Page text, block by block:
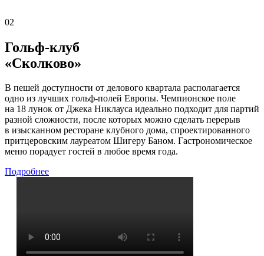
02
Гольф-клуб
«Сколково»
В пешей доступности от делового квартала располагается
одно из лучших гольф-полей Европы. Чемпионское поле
на 18 лунок от Джека Никлауса идеально подходит для партий
разной сложности, после которых можно сделать перерыв
в изысканном ресторане клубного дома, спроектированного
притцеровским лауреатом Шигеру Баном. Гастрономическое
меню порадует гостей в любое время года.
Подробнее